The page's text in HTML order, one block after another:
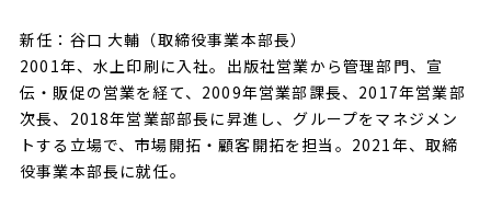
新任：谷口 大輔（取締役事業本部長）
2001年、水上印刷に入社。出版社営業から管理部門、宣
伝・販促の営業を経て、2009年営業部課長、2017年営業部
次長、2018年営業部部長に昇進し、グループをマネジメン
トする立場で、市場開拓・顧客開拓を担当。2021年、取締
役事業本部長に就任。